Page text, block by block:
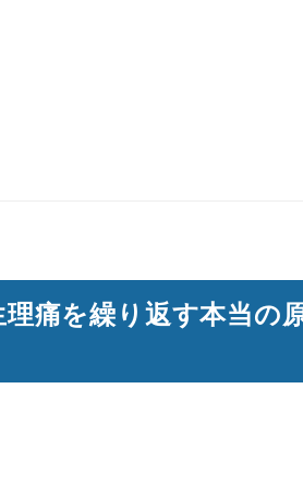
痛を繰り返す本当の